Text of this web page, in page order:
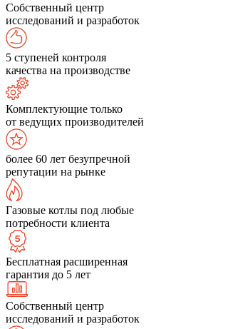
Собственный центр
исследований и разработок
5 ступеней контроля
качества на производстве
Комплектующие только
от ведущих производителей
более 60 лет безупречной
репутации на рынке
Газовые котлы под любые
потребности клиента
Бесплатная расширенная
гарантия до 5 лет
Собственный центр
исследований и разработок